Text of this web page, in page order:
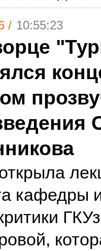
/ 10:55:23
кафедры